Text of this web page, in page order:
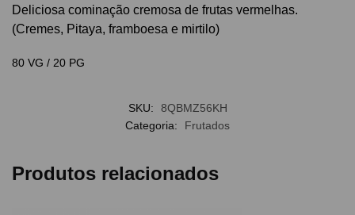
Deliciosa cominação cremosa de frutas vermelhas.
(Cremes, Pitaya, framboesa e mirtilo)
80 VG / 20 PG
SKU:
8QBMZ56KH
Categoria:
Frutados
Produtos relacionados